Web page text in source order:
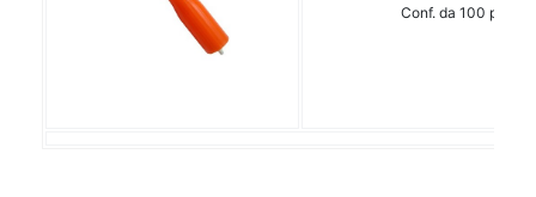
Conf. da 100 pz.